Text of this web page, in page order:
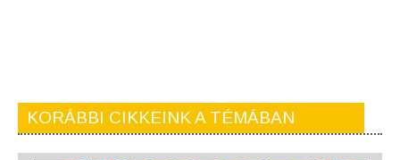
KORÁBBI CIKKEINK A TÉMÁBAN